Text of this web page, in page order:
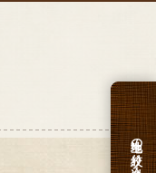
生地の絞り込み検索